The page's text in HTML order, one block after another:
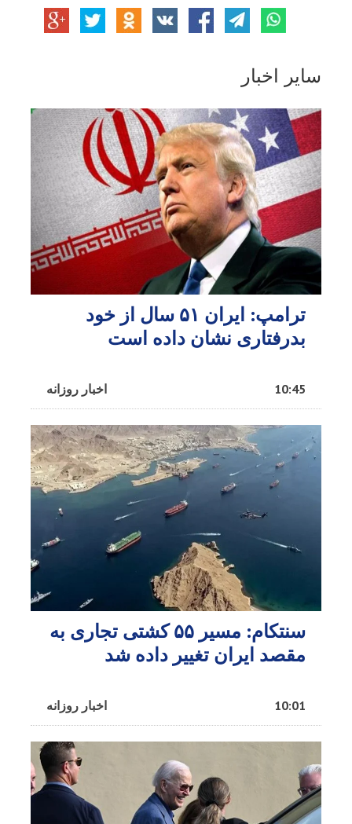
سایر اخبار
ترامپ: ایران ۵۱ سال از خود
بدرفتاری نشان داده است
اخبار روزانه 10:45
سنتکام: مسیر ۵۵ کشتی تجاری به
مقصد ایران تغییر داده شد
اخبار روزانه 10:01